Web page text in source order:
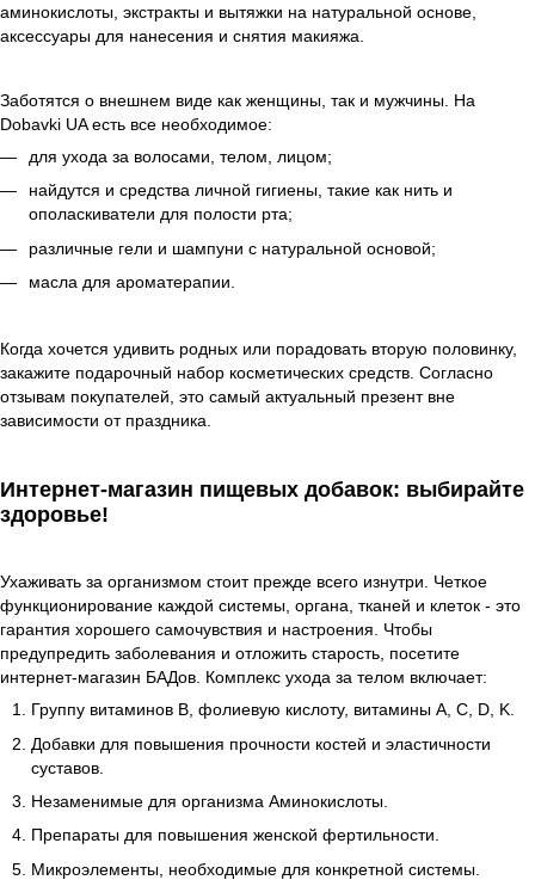
аминокислоты, экстракты и вытяжки на натуральной основе,
аксессуары для нанесения и снятия макияжа.
Заботятся о внешнем виде как женщины, так и мужчины. На
Dobavki UA есть все необходимое:
для ухода за волосами, телом, лицом;
найдутся и средства личной гигиены, такие как нить и
ополаскиватели для полости рта;
различные гели и шампуни с натуральной основой;
масла для ароматерапии.
Когда хочется удивить родных или порадовать вторую половинку,
закажите подарочный набор косметических средств. Согласно
отзывам покупателей, это самый актуальный презент вне
зависимости от праздника.
Интернет-магазин пищевых добавок: выбирайте
здоровье!
Ухаживать за организмом стоит прежде всего изнутри. Четкое
функционирование каждой системы, органа, тканей и клеток - это
гарантия хорошего самочувствия и настроения. Чтобы
предупредить заболевания и отложить старость, посетите
интернет-магазин БАДов. Комплекс ухода за телом включает:
Группу витаминов B, фолиевую кислоту, витамины A, C, D, K.
Добавки для повышения прочности костей и эластичности
суставов.
Незаменимые для организма Аминокислоты.
Препараты для повышения женской фертильности.
Микроэлементы, необходимые для конкретной системы.